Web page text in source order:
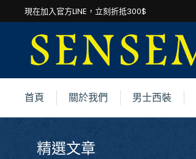
現在加入官方LINE，立刻折抵300$
首頁 關於我們 男士西裝
精選文章